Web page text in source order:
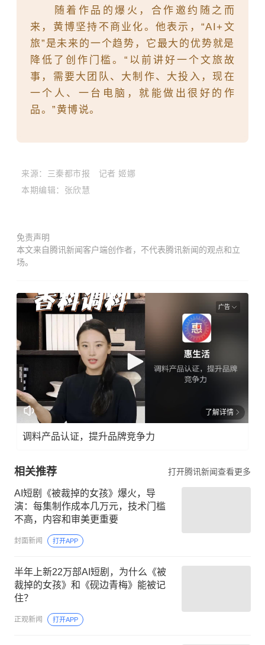
随着作品的爆火，合作邀约随之而
来，黄博坚持不商业化。他表示，“AI+文
旅”是未来的一个趋势，它最大的优势就是
降低了创作门槛。“以前讲好一个文旅故
事，需要大团队、大制作、大投入，现在
一个人、一台电脑，就能做出很好的作
品。”黄博说。
来源：三秦都市报 记者 姬娜
本期编辑：张欣慧
免责声明
本文来自腾讯新闻客户端创作者，不代表腾讯新闻的观点和立
场。
广告
了解详情
调料产品认证，提升品牌竞争力
相关推荐 打开腾讯新闻查看更多
AI短剧《被裁掉的女孩》爆火，导
演：每集制作成本几万元，技术门槛
不高，内容和审美更重要
封面新闻 打开APP
半年上新22万部AI短剧，为什么《被
裁掉的女孩》和《砚边青梅》能被记
住？
正观新闻 打开APP